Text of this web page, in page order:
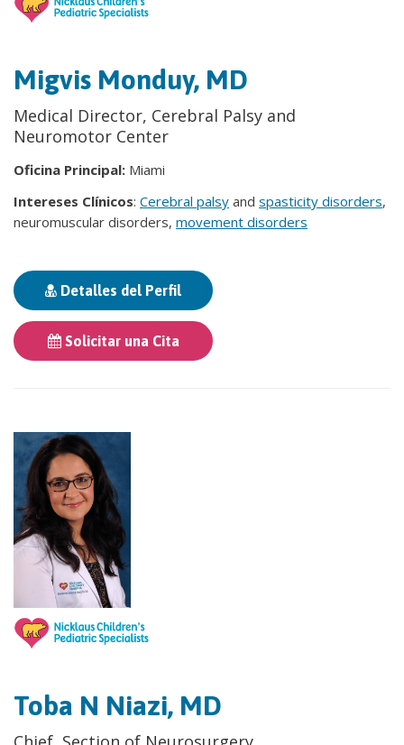
Migvis Monduy, MD
Medical Director, Cerebral Palsy and
Neuromotor Center
Oficina Principal: Miami
Intereses Clínicos: Cerebral palsy and spasticity disorders,
neuromuscular disorders, movement disorders
Detalles del Perfil
Solicitar una Cita
Toba N Niazi, MD